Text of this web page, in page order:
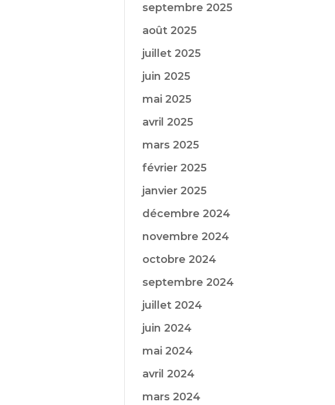
septembre 2025
août 2025
juillet 2025
juin 2025
mai 2025
avril 2025
mars 2025
février 2025
janvier 2025
décembre 2024
novembre 2024
octobre 2024
septembre 2024
juillet 2024
juin 2024
mai 2024
avril 2024
mars 2024